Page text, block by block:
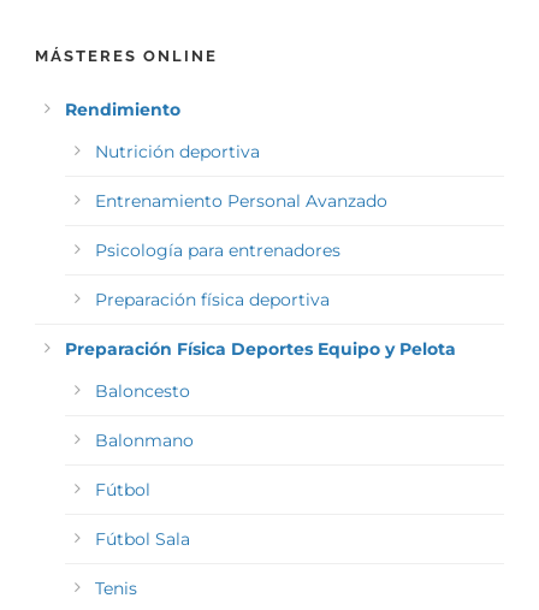
MÁSTERES ONLINE
Rendimiento
Nutrición deportiva
Entrenamiento Personal Avanzado
Psicología para entrenadores
Preparación física deportiva
Preparación Física Deportes Equipo y Pelota
Baloncesto
Balonmano
Fútbol
Fútbol Sala
Tenis